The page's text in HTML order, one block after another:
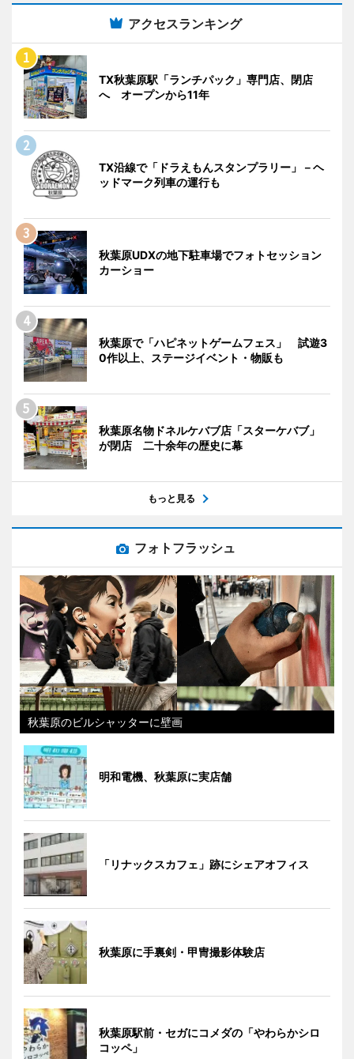
アクセスランキング
TX秋葉原駅「ランチパック」専門店、閉店
へ オープンから11年
TX沿線で「ドラえもんスタンプラリー」－ヘ
ッドマーク列車の運行も
秋葉原UDXの地下駐車場でフォトセッション
カーショー
秋葉原で「ハピネットゲームフェス」 試遊3
0作以上、ステージイベント・物販も
秋葉原名物ドネルケバブ店「スターケバブ」
が閉店 二十余年の歴史に幕
もっと見る
フォトフラッシュ
秋葉原のビルシャッターに壁画
明和電機、秋葉原に実店舗
「リナックスカフェ」跡にシェアオフィス
秋葉原に手裏剣・甲冑撮影体験店
秋葉原駅前・セガにコメダの「やわらかシロ
コッペ」